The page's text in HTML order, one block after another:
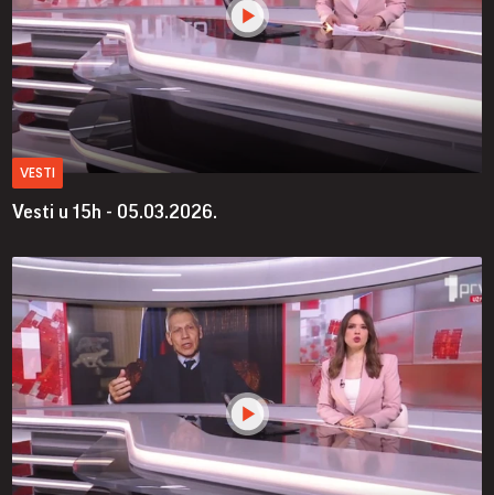
VESTI
Vesti u 15h - 05.03.2026.